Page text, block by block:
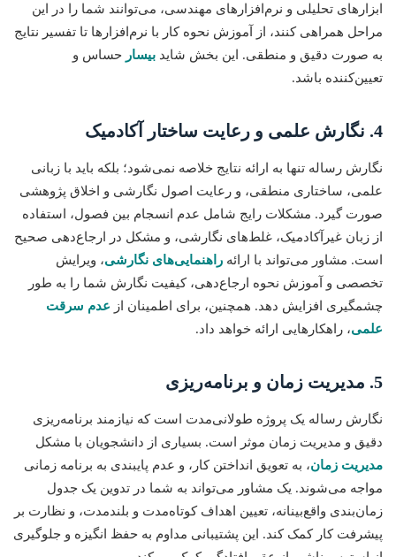
ابزارهای تحلیلی و نرم‌افزارهای مهندسی، می‌توانند شما را در این
مراحل همراهی کنند، از آموزش نحوه کار با نرم‌افزارها تا تفسیر نتایج
به صورت دقیق و منطقی. این بخش شاید بیسار حساس و
تعیین‌کننده باشد.
4. نگارش علمی و رعایت ساختار آکادمیک
نگارش رساله تنها به ارائه نتایج خلاصه نمی‌شود؛ بلکه باید با زبانی
علمی، ساختاری منطقی، و رعایت اصول نگارشی و اخلاق پژوهشی
صورت گیرد. مشکلات رایج شامل عدم انسجام بین فصول، استفاده
از زبان غیرآکادمیک، غلط‌های نگارشی، و مشکل در ارجاع‌دهی صحیح
است. مشاور می‌تواند با ارائه راهنمایی‌های نگارشی، ویرایش
تخصصی و آموزش نحوه ارجاع‌دهی، کیفیت نگارش شما را به طور
چشمگیری افزایش دهد. همچنین، برای اطمینان از عدم سرقت
علمی، راهکارهایی ارائه خواهد داد.
5. مدیریت زمان و برنامه‌ریزی
نگارش رساله یک پروژه طولانی‌مدت است که نیازمند برنامه‌ریزی
دقیق و مدیریت زمان موثر است. بسیاری از دانشجویان با مشکل
مدیریت زمان، به تعویق انداختن کار، و عدم پایبندی به برنامه زمانی
مواجه می‌شوند. یک مشاور می‌تواند به شما در تدوین یک جدول
زمان‌بندی واقع‌بینانه، تعیین اهداف کوتاه‌مدت و بلندمدت، و نظارت بر
پیشرفت کار کمک کند. این پشتیبانی مداوم به حفظ انگیزه و جلوگیری